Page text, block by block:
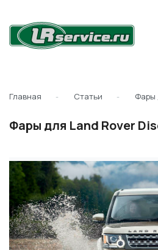
Главная Статьи Фары
Фары для Land Rover